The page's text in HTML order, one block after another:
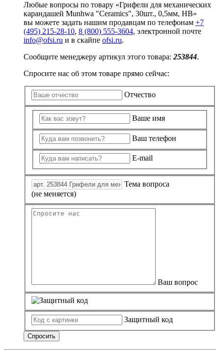
Любые вопросы по товару «Грифели для механических
карандашей Munhwa "Ceramics", 30шт., 0,5мм, HB»
вы можете задать нашим продавцам по телефонам +7
(495) 215-28-10, 8 (800) 555-3604, электронной почте
info@ofsi.ru и в скайпе ofsi.ru.
Сообщите менеджеру артикул этого товара:253844.
Спросите нас об этом товаре прямо сейчас:
Отчество
Ваше имя
Ваш телефон
E-mail
Тема вопроса
(не меняется)
Ваш вопрос
Защитный код
Спросить